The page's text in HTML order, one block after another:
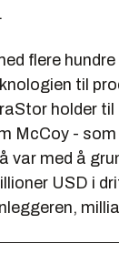
flere
til
holder til
McCoy -
var med å
USD i